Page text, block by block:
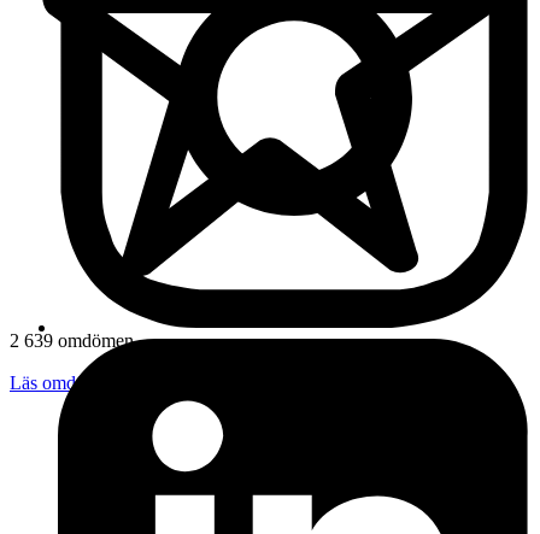
2 639 omdömen
Läs omdömen